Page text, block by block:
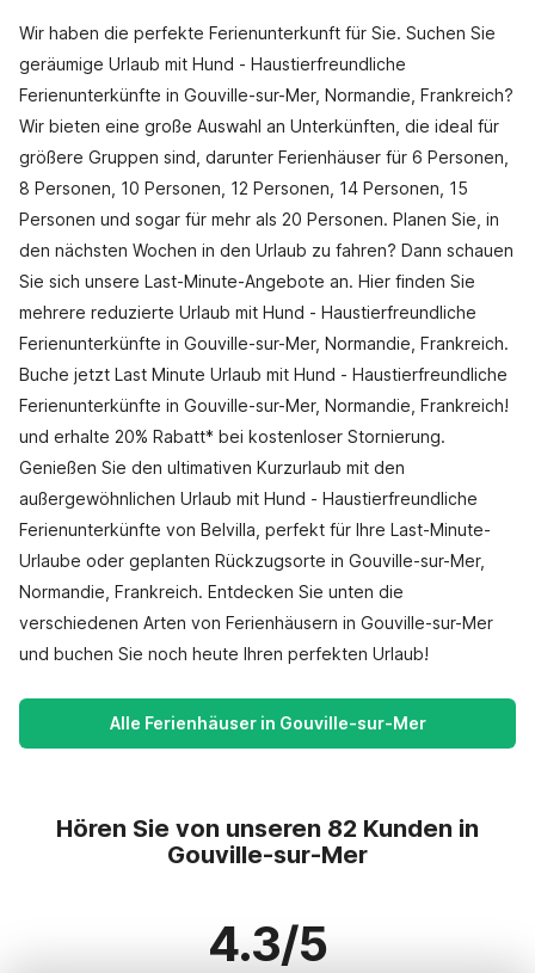
Wir haben die perfekte Ferienunterkunft für Sie. Suchen Sie
geräumige Urlaub mit Hund - Haustierfreundliche
Ferienunterkünfte in Gouville-sur-Mer, Normandie, Frankreich?
Wir bieten eine große Auswahl an Unterkünften, die ideal für
größere Gruppen sind, darunter Ferienhäuser für 6 Personen,
8 Personen, 10 Personen, 12 Personen, 14 Personen, 15
Personen und sogar für mehr als 20 Personen. Planen Sie, in
den nächsten Wochen in den Urlaub zu fahren? Dann schauen
Sie sich unsere Last-Minute-Angebote an. Hier finden Sie
mehrere reduzierte Urlaub mit Hund - Haustierfreundliche
Ferienunterkünfte in Gouville-sur-Mer, Normandie, Frankreich.
Buche jetzt Last Minute Urlaub mit Hund - Haustierfreundliche
Ferienunterkünfte in Gouville-sur-Mer, Normandie, Frankreich!
und erhalte 20% Rabatt* bei kostenloser Stornierung.
Genießen Sie den ultimativen Kurzurlaub mit den
außergewöhnlichen Urlaub mit Hund - Haustierfreundliche
Ferienunterkünfte von Belvilla, perfekt für Ihre Last-Minute-
Urlaube oder geplanten Rückzugsorte in Gouville-sur-Mer,
Normandie, Frankreich. Entdecken Sie unten die
verschiedenen Arten von Ferienhäusern in Gouville-sur-Mer
und buchen Sie noch heute Ihren perfekten Urlaub!
Alle Ferienhäuser in Gouville-sur-Mer
Hören Sie von unseren 82 Kunden in
Gouville-sur-Mer
4.3/5